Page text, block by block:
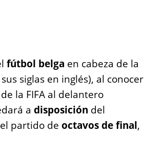
fútbol belga en cabeza de la
sus siglas en inglés), al conocer
de la FIFA al delantero
a disposición del
partido de octavos de final,